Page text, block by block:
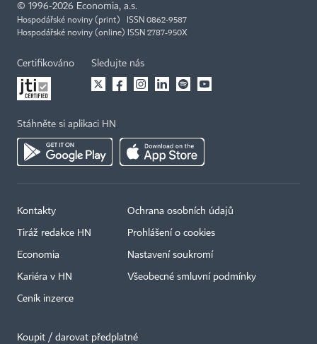
© 1996-2026 Economia, a.s.
Hospodářské noviny (print) ISSN 0862-9587
Hospodářské noviny (online) ISSN 2787-950X
Certifikováno Sledujte nás
Stáhněte si aplikaci HN
Kontakty
Tiráž redakce HN
Economia
Kariéra v HN
Ceník inzerce
Ochrana osobních údajů
Prohlášení o cookies
Nastavení soukromí
Všeobecné smluvní podmínky
Koupit / darovat předplatné